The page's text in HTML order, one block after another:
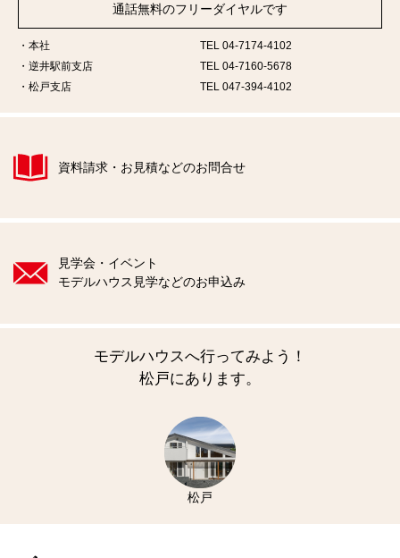
通話無料のフリーダイヤルです
本社
TEL 04-7174-4102
逆井駅前支店
TEL 04-7160-5678
松戸支店
TEL 047-394-4102
資料請求・お見積などのお問合せ
見学会・イベント
モデルハウス見学などのお申込み
モデルハウスへ行ってみよう！
松戸にあります。
松戸